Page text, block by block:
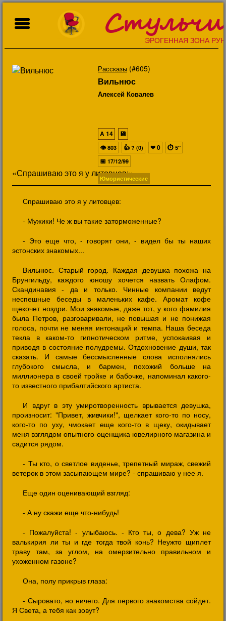
ЭРОГЕННАЯ ЗОНА
Рассказы (#605)
Вильнюс
Алексей Ковалев
«Спрашиваю это я у литовцев:»
A14
💾
👁803 👍 ? (0) ❤0 ⏱ 5"
📅 17/12/99
Юмористические
Спрашиваю это я у литовцев:
- Мужики! Че ж вы такие заторможенные?
- Это еще что, - говорят они, - видел бы ты наших
эстонских знакомых...
Вильнюс. Старый город. Каждая девушка похожа на
Брунгильду, каждого юношу хочется назвать Олафом.
Скандинавия - да и только. Чинные компании ведут
неспешные беседы в маленьких кафе. Аромат кофе
щекочет ноздри. Мои знакомые, даже тот, у кого фамилия
была Петров, разговаривали, не повышая и не понижая
голоса, почти не меняя интонаций и темпа. Наша беседа
текла в каком-то гипнотическом ритме, успокаивая и
приводя в состояние полудремы. Отдохновение души, так
сказать. И самые бессмысленные слова исполнялись
глубокого смысла, и бармен, похожий больше на
миллионера в своей тройке и бабочке, напоминал какого-
то известного прибалтийского артиста.
И вдруг в эту умиротворенность врывается девушка,
произносит: "Привет, живчики!", щелкает кого-то по носу,
кого-то по уху, чмокает еще кого-то в щеку, окидывает
меня взглядом опытного оценщика ювелирного магазина и
садится рядом.
- Ты кто, о светлое виденье, трепетный мираж, свежий
ветерок в этом засыпающем мире? - спрашиваю у нее я.
Еще один оценивающий взгляд:
- А ну скажи еще что-нибудь!
- Пожалуйста! - улыбаюсь. - Кто ты, о дева? Уж не
валькирия ли ты и где тогда твой конь? Неужто щиплет
траву там, за углом, на омерзительно правильном и
ухоженном газоне?
Она, полу прикрыв глаза:
- Сыровато, но ничего. Для первого знакомства сойдет.
Я Света, а тебя как зовут?